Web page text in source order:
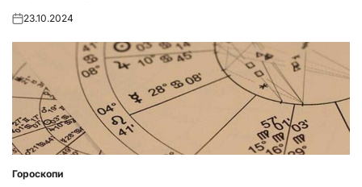
Posted
23.10.2024
Posted
Гороскопи